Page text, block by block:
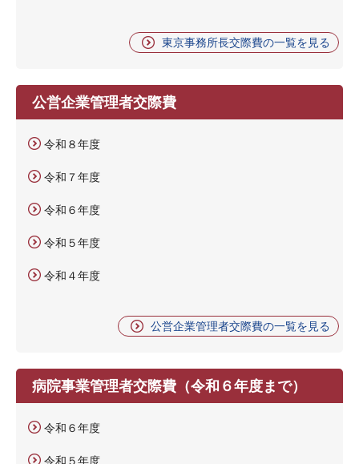
東京事務所長交際費の一覧を見る
公営企業管理者交際費
令和８年度
令和７年度
令和６年度
令和５年度
令和４年度
公営企業管理者交際費の一覧を見る
病院事業管理者交際費（令和６年度まで）
令和６年度
令和５年度